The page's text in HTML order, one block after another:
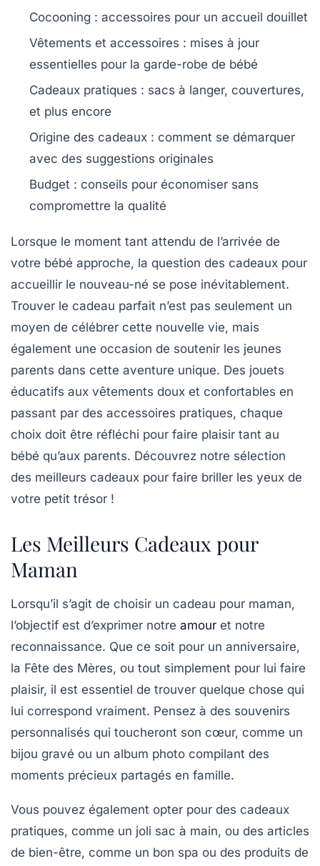
Cocooning : accessoires pour un accueil douillet
Vêtements et accessoires : mises à jour
essentielles pour la garde-robe de bébé
Cadeaux pratiques : sacs à langer, couvertures,
et plus encore
Origine des cadeaux : comment se démarquer
avec des suggestions originales
Budget : conseils pour économiser sans
compromettre la qualité
Lorsque le moment tant attendu de l’arrivée de
votre bébé approche, la question des cadeaux pour
accueillir le nouveau-né se pose inévitablement.
Trouver le cadeau parfait n’est pas seulement un
moyen de célébrer cette nouvelle vie, mais
également une occasion de soutenir les jeunes
parents dans cette aventure unique. Des jouets
éducatifs aux vêtements doux et confortables en
passant par des accessoires pratiques, chaque
choix doit être réfléchi pour faire plaisir tant au
bébé qu’aux parents. Découvrez notre sélection
des meilleurs cadeaux pour faire briller les yeux de
votre petit trésor !
Les Meilleurs Cadeaux pour
Maman
Lorsqu’il s’agit de choisir un cadeau pour maman,
l’objectif est d’exprimer notre amour et notre
reconnaissance. Que ce soit pour un anniversaire,
la Fête des Mères, ou tout simplement pour lui faire
plaisir, il est essentiel de trouver quelque chose qui
lui correspond vraiment. Pensez à des souvenirs
personnalisés qui toucheront son cœur, comme un
bijou gravé ou un album photo compilant des
moments précieux partagés en famille.
Vous pouvez également opter pour des cadeaux
pratiques, comme un joli sac à main, ou des articles
de bien-être, comme un bon spa ou des produits de